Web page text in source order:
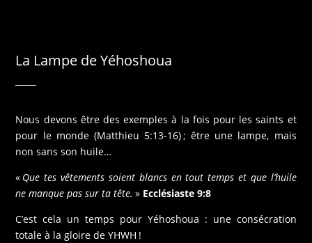
La Lampe de Yéhoshoua
Nous devons être des exemples à la fois pour les saints et
pour le monde (Matthieu 5:13-16) ; être une lampe, mais
non sans son huile…
« Que tes vêtements soient blancs en tout temps et que l’huile
ne manque pas sur ta tête. » Ecclésiaste 9:8
C’est cela un temps pour Yéhoshoua : une consécration
totale à la gloire de YHWH !